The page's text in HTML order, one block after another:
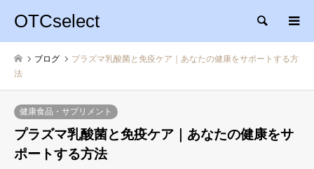
OTCselect 検索
ブログ
プラズマ乳酸菌と免疫ケア｜あなたの健康をサポートする方
法
健康食品・サプリメント
プラズマ乳酸菌と免疫ケア｜あなたの健康をサ
ポートする方法